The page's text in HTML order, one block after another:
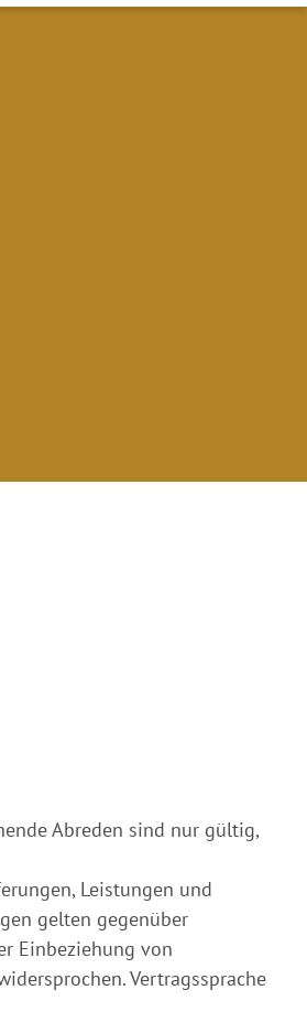
Abreden sind nur gültig,
Leistungen und
gelten gegenüber
Einbeziehung von
Vertragssprache